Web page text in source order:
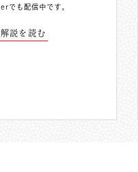
でも配信中 です。
解説を読む